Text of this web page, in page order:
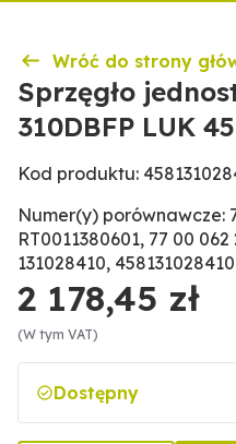
Wróć do strony
Sprzęgło
310DBFP LUK
Kod produktu:
Numer(y) porównawcze:
RT0011380601, 77 00
131028410, 458131028410
2 178,45 zł
(W tym VAT)
Dostępny